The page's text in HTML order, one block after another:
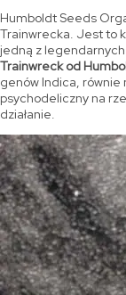
Humboldt Seeds
Trainwrecka. Jest to
jedną z
Trainwreck od
genów Indica,
psychodeliczny na
działanie.